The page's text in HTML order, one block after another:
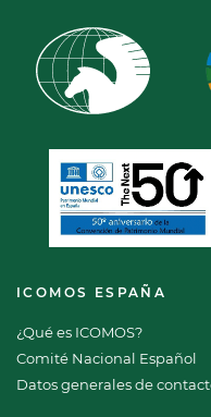
ICOMOS ESPAÑA
¿Qué es ICOMOS?
Comité Nacional Español
Datos generales de